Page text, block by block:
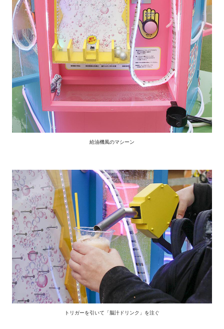
給油機風のマシーン
トリガーを引いて「脳汁ドリンク」を注ぐ